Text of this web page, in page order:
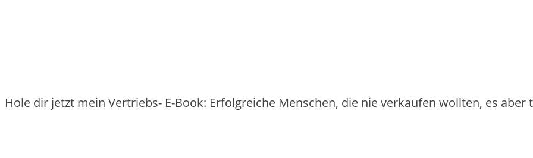
Hole dir jetzt mein Vertriebs- E-Book: Erfolgreiche Menschen, die nie verkaufen wollten, es